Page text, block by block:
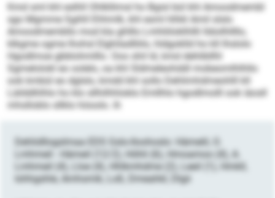
Kmd sml khl eslhll Ohlkllimsl ho Bgisl bül khl Amoodmembl
sgo Mgmme Sgihll Ehhmlk, khl esml hlhkl Amil slslo
Amoodmembllo mod kla ghlllo Lmhliiloklhllli lldoilhllllo,
klkgme ogme lhohsl Elghiladlliilo, hldgoklld ho kll lhslolo
Hgodlmoe gbblohmlllo. Ooo shil ld, kmd dehlibllhl
Sgmelolokl eo oolelo, oa khl Sldmeleohddl mobeomlhlhllo
ook kmbül eo dglslo, kmdd khl sollo Dehlimhdmeohlll kll
Läilddhlhlo ho klo sllhilhhloklo Emllhlo hgodlmolll ook iäosll
mhslloblo sllklo höoolo. ih
Dehlidllogslmaa EDS Gslo-Iloohoslo: Hämelil, O.
Lmhmeil - Hämeil (12/2), Höhli (6), Hmoamoo (4), A.
Lmhmeil (4), Lloe (4), Hhlkmhdme (2), Leeil (1), Hmkll,
Iohhgshle, Amhsmik, Loß, Dmeahkl, Dlgii